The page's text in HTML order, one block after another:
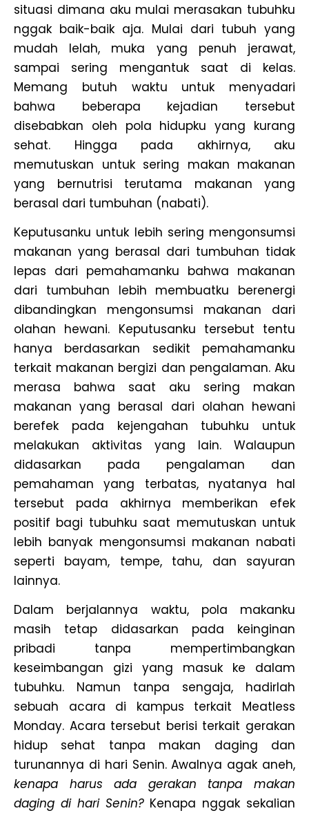
situasi dimana aku mulai merasakan tubuhku
nggak baik-baik aja. Mulai dari tubuh yang
mudah lelah, muka yang penuh jerawat,
sampai sering mengantuk saat di kelas.
Memang butuh waktu untuk menyadari
bahwa beberapa kejadian tersebut
disebabkan oleh pola hidupku yang kurang
sehat. Hingga pada akhirnya, aku
memutuskan untuk sering makan makanan
yang bernutrisi terutama makanan yang
berasal dari tumbuhan (nabati).
Keputusanku untuk lebih sering mengonsumsi
makanan yang berasal dari tumbuhan tidak
lepas dari pemahamanku bahwa makanan
dari tumbuhan lebih membuatku berenergi
dibandingkan mengonsumsi makanan dari
olahan hewani. Keputusanku tersebut tentu
hanya berdasarkan sedikit pemahamanku
terkait makanan bergizi dan pengalaman. Aku
merasa bahwa saat aku sering makan
makanan yang berasal dari olahan hewani
berefek pada kejengahan tubuhku untuk
melakukan aktivitas yang lain. Walaupun
didasarkan pada pengalaman dan
pemahaman yang terbatas, nyatanya hal
tersebut pada akhirnya memberikan efek
positif bagi tubuhku saat memutuskan untuk
lebih banyak mengonsumsi makanan nabati
seperti bayam, tempe, tahu, dan sayuran
lainnya.
Dalam berjalannya waktu, pola makanku
masih tetap didasarkan pada keinginan
pribadi tanpa mempertimbangkan
keseimbangan gizi yang masuk ke dalam
tubuhku. Namun tanpa sengaja, hadirlah
sebuah acara di kampus terkait Meatless
Monday. Acara tersebut berisi terkait gerakan
hidup sehat tanpa makan daging dan
turunannya di hari Senin. Awalnya agak aneh,
kenapa harus ada gerakan tanpa makan
daging di hari Senin?Kenapa nggak sekalian